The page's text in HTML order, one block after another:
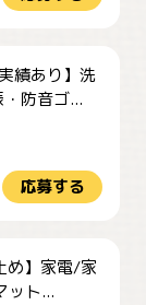
績あり】洗
防音ゴ...
応募する
め】家電/家
ット...